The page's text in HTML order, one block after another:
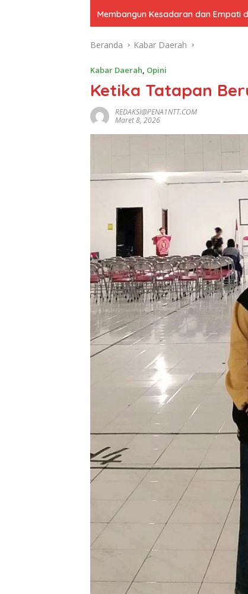
Membangun Kesadaran dan Empati
Beranda Kabar Daerah
Kabar Daerah, Opini
Ketika Tatapan
REDAKSI@PENA1NTT.COM
Maret 8, 2026